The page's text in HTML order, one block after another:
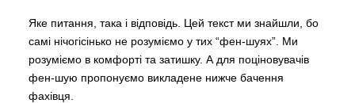
Яке питання, така і відповідь. Цей текст ми знайшли, бо
самі нічогісінько не розуміємо у тих “фен-шуях”. Ми
розуміємо в комфорті та затишку. А для поціновувачів
фен-шую пропонуємо викладене нижче бачення
фахівця.